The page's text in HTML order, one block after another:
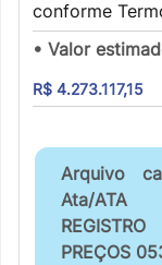
conforme
• Valor
R$ 4.273.117,15
Arquivo
Ata/
PREÇOS